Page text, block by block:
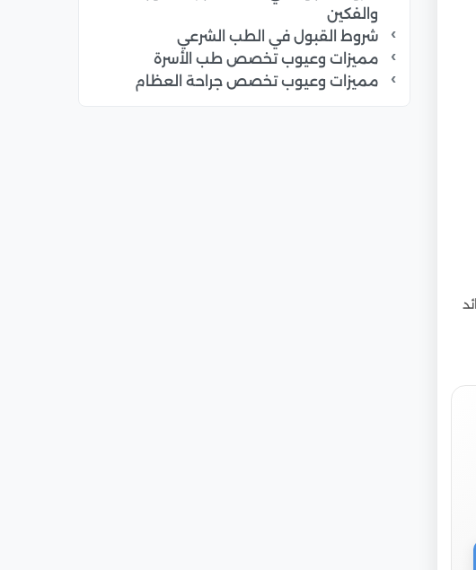
والفكين
شروط القبول في الطب الشرعي
مميزات وعيوب تخصص طب الأسرة
مميزات وعيوب تخصص جراحة العظام